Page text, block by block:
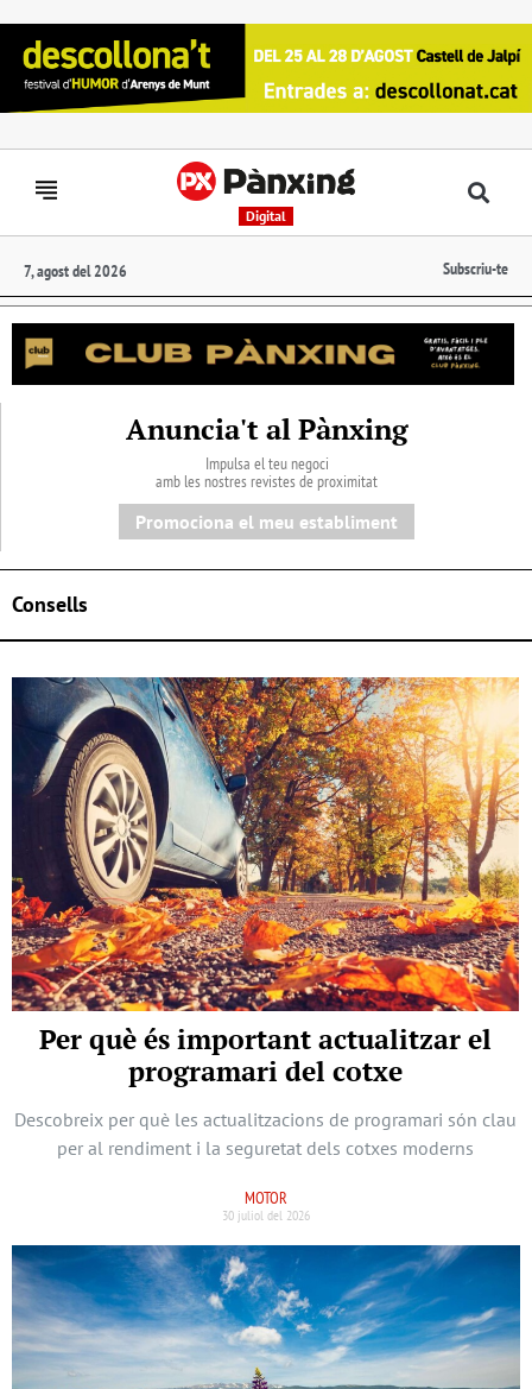
Digital
7, agost del 2026 Subscriu-te
Anuncia't al Pànxing
Impulsa el teu negoci
amb les nostres revistes de proximitat
Promociona el meu establiment
Consells
Per què és important actualitzar el
programari del cotxe
Descobreix per què les actualitzacions de programari són clau
per al rendiment i la seguretat dels cotxes moderns
MOTOR
30 juliol del 2026